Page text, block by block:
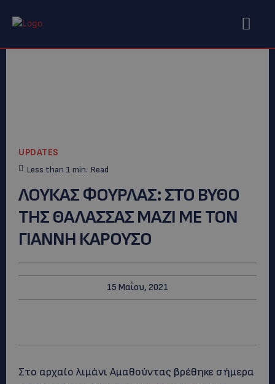
UPDATES
Less than 1 min. Read
ΛΟΥΚΑΣ ΦΟΥΡΛΑΣ: ΣΤΟ ΒΥΘΟ
ΤΗΣ ΘΑΛΑΣΣΑΣ ΜΑΖΙ ΜΕ ΤΟΝ
ΓΙΑΝΝΗ ΚΑΡΟΥΣΟ
15 Μαΐου, 2021
Στο αρχαίο λιμάνι Αμαθούντας βρέθηκε σήμερα